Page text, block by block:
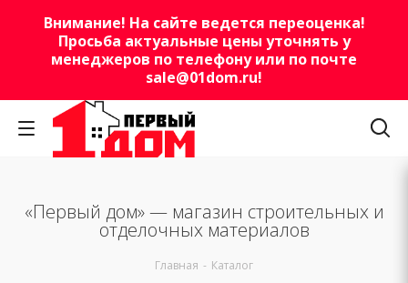
Внимание! На сайте ведется переоценка!
Просьба актуальные цены уточнять у
менеджеров по телефону или по почте
sale@01dom.ru!
«Первый дом» — магазин строительных и
отделочных материалов
Главная - Каталог